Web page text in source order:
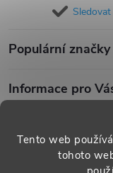
Tento web
tohoto
Populární značky
Informace pro